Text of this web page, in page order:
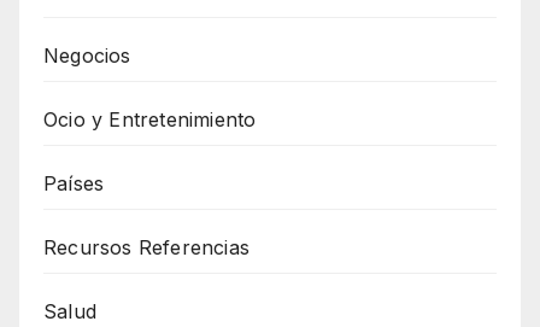
Negocios
Ocio y Entretenimiento
Países
Recursos Referencias
Salud